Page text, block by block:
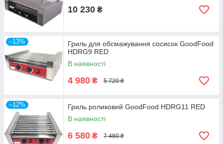
10 230 ₴
–13%
Гриль для обсмажування сосисок GoodFood
HDRG9 RED
В наявності
4 980 ₴ 5 720 ₴
–12%
Гриль роликовий GoodFood HDRG11 RED
В наявності
6 580 ₴ 7 480 ₴